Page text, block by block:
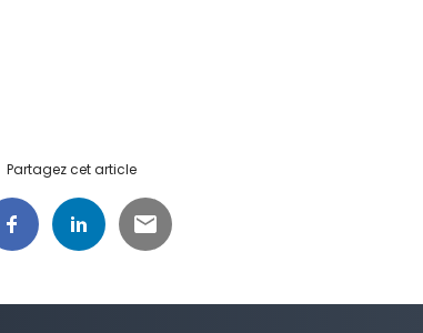
Partagez cet article